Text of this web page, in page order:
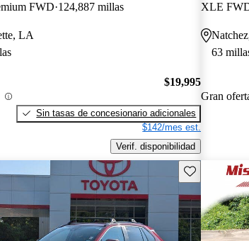
FWD 124,887 millas
LA
$19,995
Sin tasas de concesionario adicionales
$142/mes est.
Verif. disponibilidad
XLE
63
Gran
Guarda este